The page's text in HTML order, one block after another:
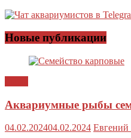
Новые публикации
Аквариумные рыбы
04.02.202404.02.2024 Евгений